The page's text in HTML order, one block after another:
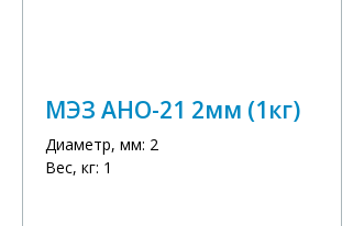
МЭЗ АНО-21 2мм (1кг)
Диаметр, мм: 2
Вес, кг: 1